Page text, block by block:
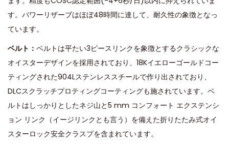
す。パワーリザーブはほぼ48時間に達して、耐久性の象徴となっ
ています。
ベルト： ベルトは平たい3ピースリンクを象徴とするクラシックな
オイスターデザインを採用されており、18Kイエローゴールドコー
ティングされた904Lステンレススチールで作り出されており、
DLCスクラッチプロティングコーティングも施されています。ベ
ルトはしっかりとしたネジ山と5 mm コンフォート エクステンシ
ョン リンク（イージリンクとも言う）を備えた折りたたみ式オイ
スターロック安全クラスプを含まれています。